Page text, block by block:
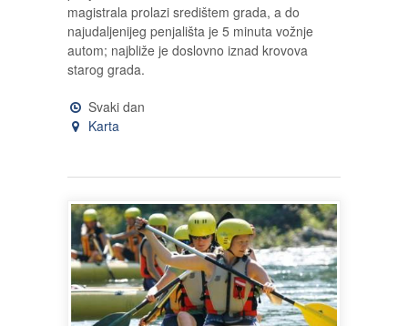
magistrala prolazi središtem grada, a do
najudaljenijeg penjališta je 5 minuta vožnje
autom; najbliže je doslovno iznad krovova
starog grada.
Svaki dan
Karta